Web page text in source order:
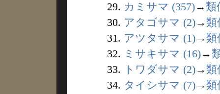
29. カミサマ (357)→ 類
30. アタゴサマ (2)→ 類
31. アツタサマ (1)→ 類
32. ミサキサマ (16)→
33.
トワダサマ (2)→ 類
34. タイシサマ (7)→ 類